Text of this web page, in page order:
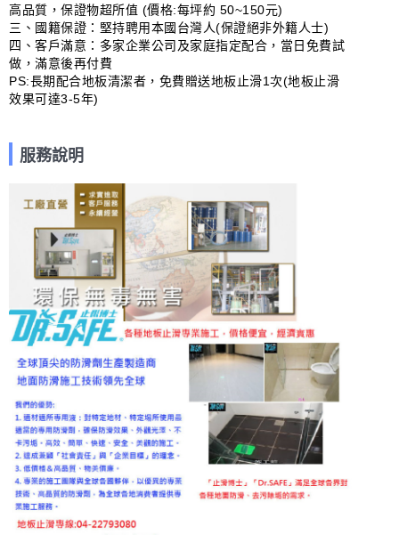
高品質，保證物超所值 (價格:每坪約 50~150元)
三、國籍保證：堅持聘用本國台灣人(保證絕非外籍人士)
四、客戶滿意：多家企業公司及家庭指定配合，當日免費試
做，滿意後再付費
PS:長期配合地板清潔者，免費贈送地板止滑1次(地板止滑
效果可達3-5年)
服務說明